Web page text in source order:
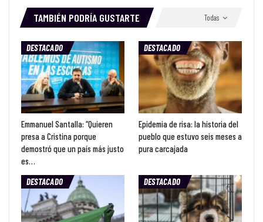
Todas
TAMBIÉN PODRÍA GUSTARTE
DESTACADO
Emmanuel Santalla: “Quieren
presa a Cristina porque
demostró que un país más justo
es…
DESTACADO
Epidemia de risa: la historia del
pueblo que estuvo seis meses a
pura carcajada
DESTACADO DESTACADO